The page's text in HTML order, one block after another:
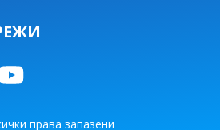
права запазени